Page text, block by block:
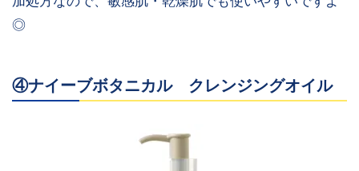
◎
④ナイーブボタニカル クレンジングオイル